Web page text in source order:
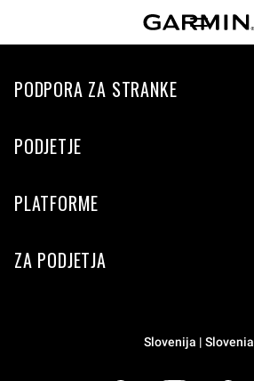
PODPORA ZA STRANKE
PODJETJE
PLATFORME
ZA PODJETJA
Slovenija | Slovenia